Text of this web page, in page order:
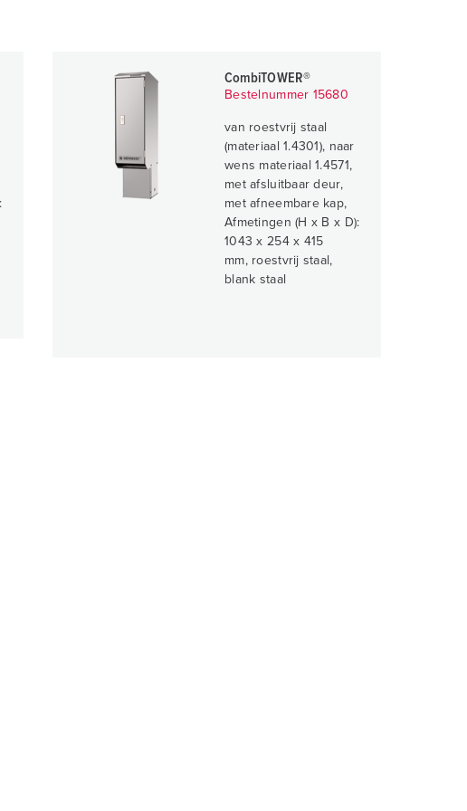
CombiTOWER®
Bestelnummer 15680
van roestvrij staal
(materiaal 1.4301), naar
wens materiaal 1.4571,
met afsluitbaar deur,
met afneembare kap,
Afmetingen (H x B x D):
1043 x 254 x 415
mm, roestvrij staal,
blank staal